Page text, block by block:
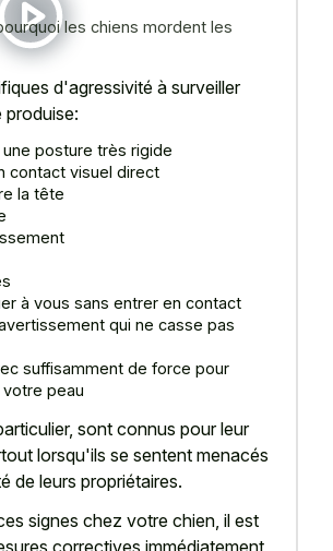
les chiens mordent les
d'agressivité à surveiller
posture très rigide
contact visuel direct
la tête
à vous sans entrer en contact
qui ne casse pas
suffisamment de force pour
peau
sont connus pour leur
lorsqu'ils se sentent menacés
de leurs propriétaires.
signes chez votre chien, il est